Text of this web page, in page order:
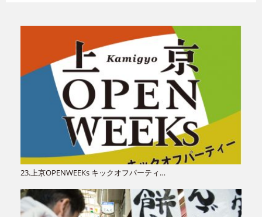
23.上京OPENWEEKs キックオフパーティ…